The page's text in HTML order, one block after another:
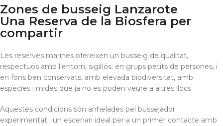
Immersions
Zones de busseig Lanzarote
Una Reserva de la Biosfera per
compartir
Les reserves marines ofereixen un busseig de qualitat,
respectuós amb l’entorn, sigil·lós: en grups petits de persones, i
en fons ben conservats, amb elevada biodiversitat, amb
espècies i mides que ja no es poden veure a altres llocs.
Aquestes condicions són anhelades pel bussejador
experimentat i un escenari ideal per a un primer contacte amb